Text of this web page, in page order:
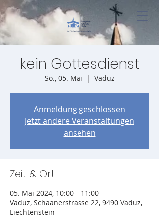
kein Gottesdienst
So., 05. Mai
  |
Vaduz
Anmeldung geschlossen
Jetzt andere Veranstaltungen
ansehen
Zeit & Ort
05. Mai 2024, 10:00 – 11:00
Vaduz, Schaanerstrasse 22, 9490 Vaduz,
Liechtenstein